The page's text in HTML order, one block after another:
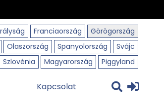
Franciaország
Görögország
Olaszország Spanyolország
Svájc
Szlovénia Magyarország Piggyland
Kapcsolat